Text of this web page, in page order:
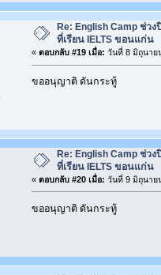
Re: English Camp ช่ว
ที่เรียน IELTS ขอนแก่น
« ตอบกลับ #19 เมื่อ: วันที่ 8 มิถุนาย
ขออนุญาติ ดันกระทู้
Re: English Camp ช่ว
ที่เรียน IELTS ขอนแก่น
« ตอบกลับ #20 เมื่อ: วันที่ 9 มิถุนาย
ขออนุญาติ ดันกระทู้